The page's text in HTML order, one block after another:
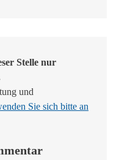
Stelle nur
und
Sie sich bitte an